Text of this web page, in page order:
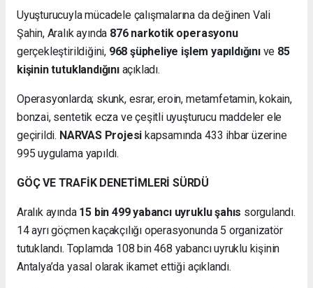
Uyuşturucuyla mücadele çalışmalarına da değinen Vali
Şahin, Aralık ayında 876 narkotik operasyonu
gerçekleştirildiğini, 968 şüpheliye işlem yapıldığınıve 85
kişinin tutuklandığınıaçıkladı.
Operasyonlarda; skunk, esrar, eroin, metamfetamin, kokain,
bonzai, sentetik ecza ve çeşitli uyuşturucu maddeler ele
geçirildi. NARVAS Projesi kapsamında 433 ihbar üzerine
995 uygulama yapıldı.
GÖÇ VE TRAFİK DENETİMLERİ SÜRDÜ
Aralık ayında 15 bin 499 yabancı uyruklu şahıs sorgulandı.
14 ayrı göçmen kaçakçılığı operasyonunda 5 organizatör
tutuklandı. Toplamda 108 bin 468 yabancı uyruklu kişinin
Antalya’da yasal olarak ikamet ettiği açıklandı.